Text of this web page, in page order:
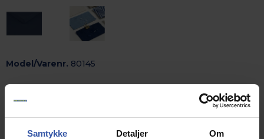
Samtykke Detaljer Om
Model/Varenr. 80145
Vandafvisende mørkeblåt stof
til udendørshynder